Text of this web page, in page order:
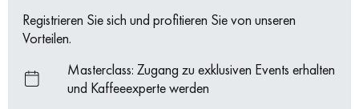
Registrieren Sie sich und profitieren Sie von unseren
Vorteilen.
Masterclass: Zugang zu exklusiven Events erhalten
und Kaffeeexperte werden